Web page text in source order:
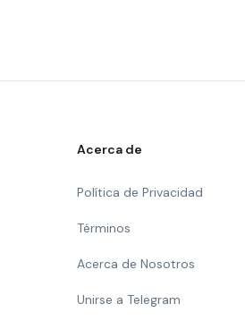
Acerca de
Política de Privacidad
Términos
Acerca de Nosotros
Unirse a Telegram